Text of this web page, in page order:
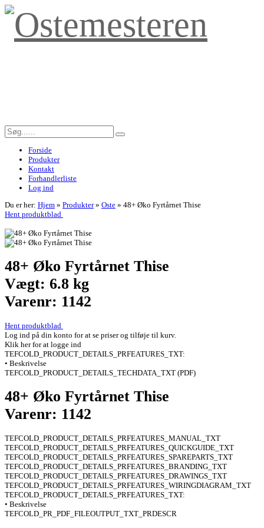
Forside
Produkter
Kontakt
Forhandlerliste
Log ind
Du er her: Hjem » Produkter» Oste » 48+ Øko Fyrtårnet Thise
Hent produktblad
48+ Øko Fyrtårnet Thise
Vægt: 6.8 kg
Varenr: 1142
Hent produktblad
Log ind på din konto for at se priser og tilføje til kurv.
Klik her for at logge ind
TEFCOLD_PRODUCT_DETAILS_PRFEATURES_TXT:
• Beskrivelse
TEFCOLD_PRODUCT_DETAILS_TECHDATA_TXT (PDF)
48+ Øko Fyrtårnet Thise
Varenr: 1142
TEFCOLD_PRODUCT_DETAILS_PRFEATURES_MANUAL_TXT
TEFCOLD_PRODUCT_DETAILS_PRFEATURES_QUICKGUIDE_TXT
TEFCOLD_PRODUCT_DETAILS_PRFEATURES_SPAREPARTS_TXT
TEFCOLD_PRODUCT_DETAILS_PRFEATURES_BRANDING_TXT
TEFCOLD_PRODUCT_DETAILS_PRFEATURES_DRAWINGS_TXT
TEFCOLD_PRODUCT_DETAILS_PRFEATURES_WIRINGDIAGRAM_TXT
TEFCOLD_PRODUCT_DETAILS_PRFEATURES_TXT:
• Beskrivelse
TEFCOLD_PR_PDF_FILEOUTPUT_TXT_PRDESCR